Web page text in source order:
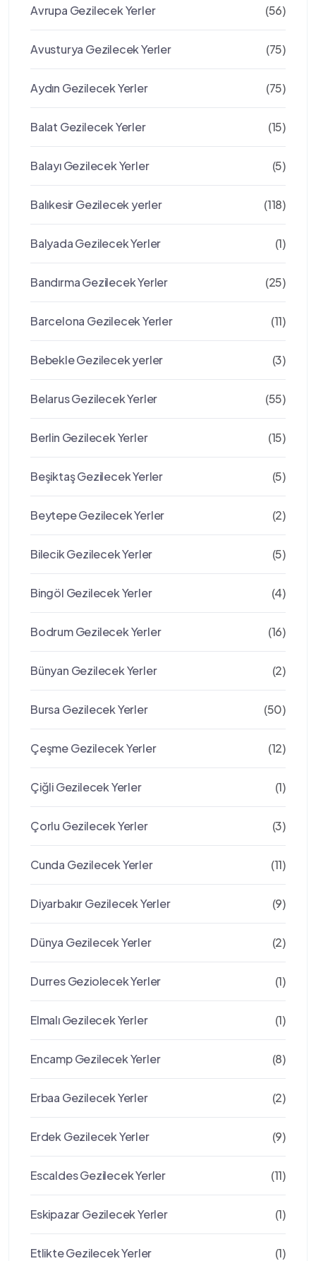
Avrupa Gezilecek Yerler (56)
Avusturya Gezilecek Yerler (75)
Aydın Gezilecek Yerler (75)
Balat Gezilecek Yerler (15)
Balayı Gezilecek Yerler (5)
Balıkesir Gezilecek yerler (118)
Balyada Gezilecek Yerler (1)
Bandırma Gezilecek Yerler (25)
Barcelona Gezilecek Yerler (11)
Bebekle Gezilecek yerler (3)
Belarus Gezilecek Yerler (55)
Berlin Gezilecek Yerler (15)
Beşiktaş Gezilecek Yerler (5)
Beytepe Gezilecek Yerler (2)
Bilecik Gezilecek Yerler (5)
Bingöl Gezilecek Yerler (4)
Bodrum Gezilecek Yerler (16)
Bünyan Gezilecek Yerler (2)
Bursa Gezilecek Yerler (50)
Çeşme Gezilecek Yerler (12)
Çiğli Gezilecek Yerler (1)
Çorlu Gezilecek Yerler (3)
Cunda Gezilecek Yerler (11)
Diyarbakır Gezilecek Yerler (9)
Dünya Gezilecek Yerler (2)
Durres Geziolecek Yerler (1)
Elmalı Gezilecek Yerler (1)
Encamp Gezilecek Yerler (8)
Erbaa Gezilecek Yerler (2)
Erdek Gezilecek Yerler (9)
Escaldes Gezilecek Yerler (11)
Eskipazar Gezilecek Yerler (1)
Etlikte Gezilecek Yerler (1)